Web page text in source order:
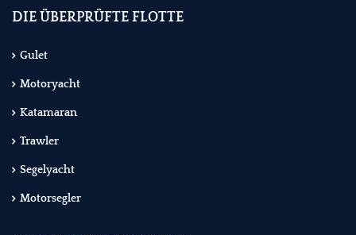
DIE ÜBERPRÜFTE FLOTTE
Gulet
Motoryacht
Katamaran
Trawler
Segelyacht
Motorsegler